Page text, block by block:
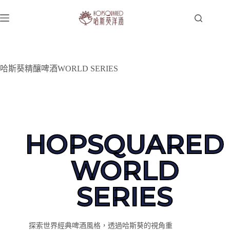
哈斯葵精釀啤酒WORLD SERIES
HOPSQUARED
WORLD
SERIES
探索世界經典啤酒風格，透過哈斯葵的視角重